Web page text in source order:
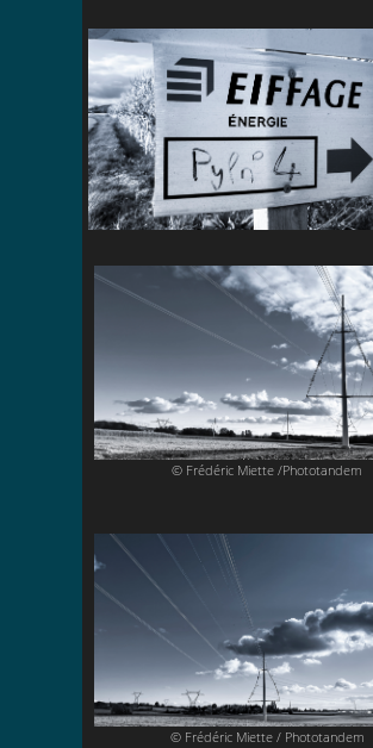
© Frédéric Miette /Phototandem
© Frédéric Miette / Phototandem